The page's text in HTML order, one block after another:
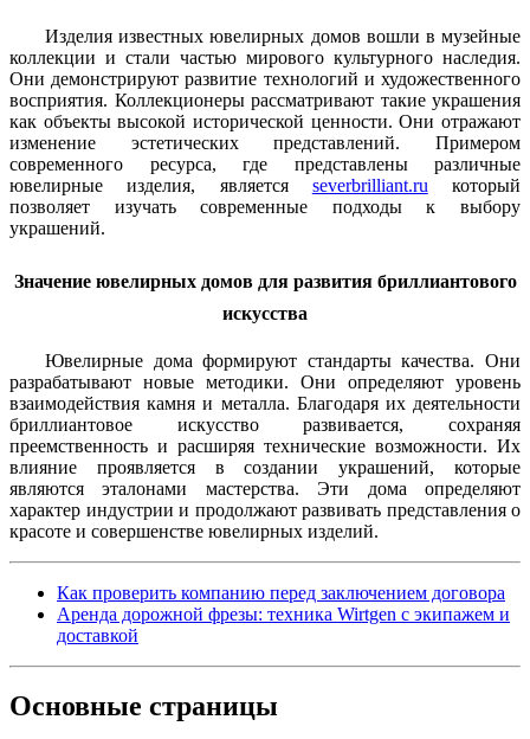
Изделия известных ювелирных домов вошли в музейные
коллекции и стали частью мирового культурного наследия.
Они демонстрируют развитие технологий и художественного
восприятия. Коллекционеры рассматривают такие украшения
как объекты высокой исторической ценности. Они отражают
изменение эстетических представлений. Примером
современного ресурса, где представлены различные
ювелирные изделия, является severbrilliant.ru который
позволяет изучать современные подходы к выбору
украшений.
Значение ювелирных домов для развития бриллиантового
искусства
Ювелирные дома формируют стандарты качества. Они
разрабатывают новые методики. Они определяют уровень
взаимодействия камня и металла. Благодаря их деятельности
бриллиантовое искусство развивается, сохраняя
преемственность и расширяя технические возможности. Их
влияние проявляется в создании украшений, которые
являются эталонами мастерства. Эти дома определяют
характер индустрии и продолжают развивать представления о
красоте и совершенстве ювелирных изделий.
Как проверить компанию перед заключением договора
Аренда дорожной фрезы: техника Wirtgen с экипажем и
доставкой
Основные страницы